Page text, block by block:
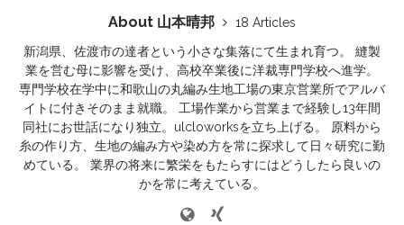
About 山本晴邦
18 Articles
新潟県、佐渡市の達者という小さな集落にて生まれ育つ。 縫製
業を営む母に影響を受け、高校卒業後に洋裁専門学校へ進学。
専門学校在学中に和歌山の丸編み生地工場の東京営業所でアルバ
イトに付きそのまま就職。 工場作業から営業まで経験し13年間
同社にお世話になり独立。ulcloworksを立ち上げる。 原料から
糸の作り方、生地の編み方や染め方を常に探求して日々研究に勤
めている。 業界の将来に繁栄をもたらすにはどうしたら良いの
かを常に考えている。